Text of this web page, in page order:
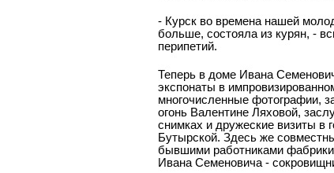
- Курск во времена нашей
больше, состояла из курян, -
перипетий.
Теперь в доме Ивана
экспонаты в
многочисленные фотографии,
огонь Валентине Ляховой,
снимках и дружеские визиты в
Бутырской. Здесь же
бывшими работниками
Ивана Семеновича -